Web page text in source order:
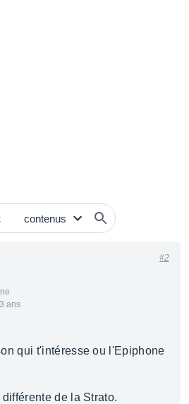
ans
#2
qui t'intéresse ou l'Epiphone
de la Strato.